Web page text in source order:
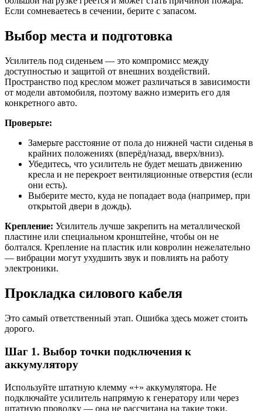
Если сомневаетесь в сечении, берите с запасом.
Выбор места и подготовка
Усилитель под сиденьем — это компромисс между
доступностью и защитой от внешних воздействий.
Пространство под креслом может различаться в зависимости
от модели автомобиля, поэтому важно измерить его для
конкретного авто.
Проверьте:
Замерьте расстояние от пола до нижней части сиденья в
крайних положениях (вперёд/назад, вверх/вниз).
Убедитесь, что усилитель не будет мешать движению
кресла и не перекроет вентиляционные отверстия (если
они есть).
Выберите место, куда не попадает вода (например, при
открытой двери в дождь).
Крепление: Усилитель лучше закрепить на металлической
пластине или специальном кронштейне, чтобы он не
болтался. Крепление на пластик или ковролин нежелательно
— вибрации могут ухудшить звук и повлиять на работу
электроники.
Прокладка силового кабеля
Это самый ответственный этап. Ошибка здесь может стоить
дорого.
Шаг 1. Выбор точки подключения к
аккумулятору
Используйте штатную клемму «+» аккумулятора. Не
подключайте усилитель напрямую к генератору или через
штатную проводку — она не рассчитана на такие токи.